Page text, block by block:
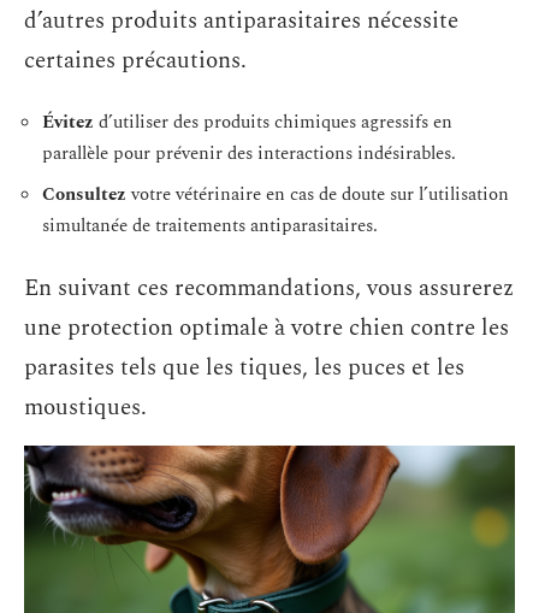
d’autres produits antiparasitaires nécessite
certaines précautions.
Évitez d’utiliser des produits chimiques agressifs en
parallèle pour prévenir des interactions indésirables.
Consultezvotre vétérinaire en cas de doute sur l’utilisation
simultanée de traitements antiparasitaires.
En suivant ces recommandations, vous assurerez
une protection optimale à votre chien contre les
parasites tels que les tiques, les puces et les
moustiques.